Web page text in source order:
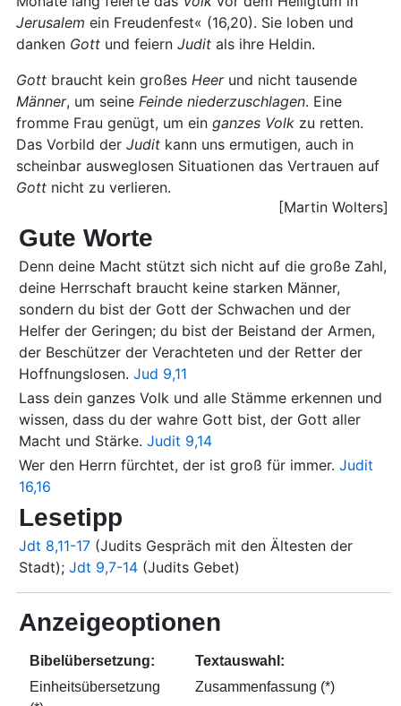
Jerusalem ein Freudenfest« (16,20). Sie loben und
danken Gott und feiern Judit als ihre Heldin.
Gott braucht kein großes Heerund nicht tausende
Männer, um seine Feinde niederzuschlagen. Eine
fromme Frau genügt, um ein ganzes Volk zu retten.
Das Vorbild der Judit kann uns ermutigen, auch in
scheinbar ausweglosen Situationen das Vertrauen auf
Gott nicht zu verlieren.
[Martin Wolters]
Gute Worte
Denn deine Macht stützt sich nicht auf die große Zahl,
deine Herrschaft braucht keine starken Männer,
sondern du bist der Gott der Schwachen und der
Helfer der Geringen; du bist der Beistand der Armen,
der Beschützer der Verachteten und der Retter der
Hoffnungslosen. Jud 9,11
Lass dein ganzes Volk und alle Stämme erkennen und
wissen, dass du der wahre Gott bist, der Gott aller
Macht und Stärke. Judit 9,14
Wer den Herrn fürchtet, der ist groß für immer. Judit
16,16
Lesetipp
Jdt 8,11-17 (Judits Gespräch mit den Ältesten der
Stadt); Jdt 9,7-14 (Judits Gebet)
Anzeigeoptionen
Bibelübersetzung:
Textauswahl:
Einheitsübersetzung
Zusammenfassung (*)